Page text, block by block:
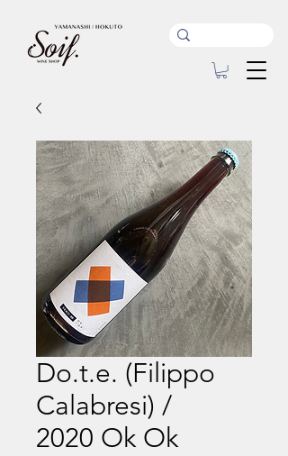
Do.t.e. (Filippo
Calabresi) /
2020 Ok Ok